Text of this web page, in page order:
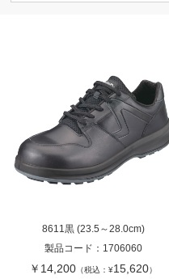
8611黒 (23.5～28.0cm)
製品コード： 1706060
￥14,200 （税込：¥15,620）